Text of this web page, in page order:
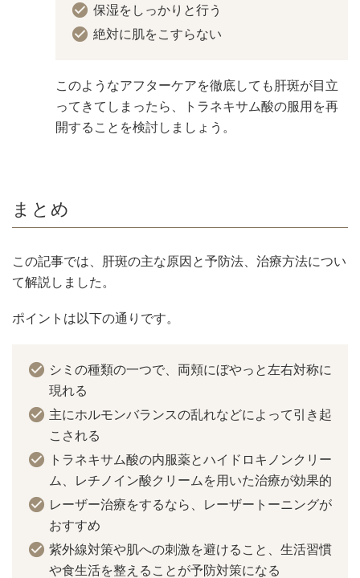
保湿をしっかりと行う
絶対に肌をこすらない
このようなアフターケアを徹底しても肝斑が目立
ってきてしまったら、トラネキサム酸の服用を再
開することを検討しましょう。
まとめ
この記事では、肝斑の主な原因と予防法、治療方法につい
て解説しました。
ポイントは以下の通りです。
シミの種類の一つで、両頬にぼやっと左右対称に
現れる
主にホルモンバランスの乱れなどによって引き起
こされる
トラネキサム酸の内服薬とハイドロキノンクリー
ム、レチノイン酸クリームを用いた治療が効果的
レーザー治療をするなら、レーザートーニングが
おすすめ
紫外線対策や肌への刺激を避けること、生活習慣
や食生活を整えることが予防対策になる